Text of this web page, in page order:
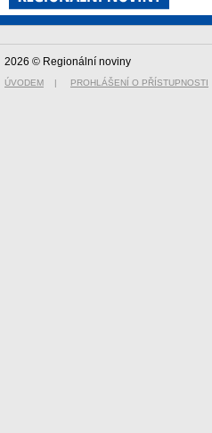
2026 © Regionální noviny
ÚVODEM | PROHLÁŠENÍ O PŘÍSTUPNOSTI